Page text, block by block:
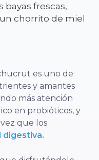
bayas frescas,
chorrito de miel
es uno de
y amantes
más atención
en probióticos, y
que los
digestiva.